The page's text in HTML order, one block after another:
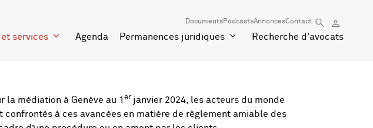
DocumentsPodcastsAnnoncesContact
et services Agenda Permanences juridiques Recherche d'avocats
la médiation à Genève au 1 er janvier 2024, les acteurs du monde
à ces avancées en matière de règlement amiable des